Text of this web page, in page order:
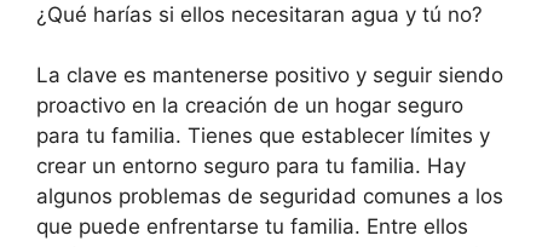
¿Qué harías si ellos necesitaran agua y tú no?
La clave es mantenerse positivo y seguir siendo
proactivo en la creación de un hogar seguro
para tu familia. Tienes que establecer límites y
crear un entorno seguro para tu familia. Hay
algunos problemas de seguridad comunes a los
que puede enfrentarse tu familia. Entre ellos